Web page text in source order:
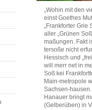
„Wohin mit den
einst Goethes
„Frankforter Grie
aller „Grünen
maßungen. Fakt
tersoße nicht
Hessisch und
will merr net in
Soß kei
Main-metropole
Sachsen-hausen.
Hanauer bringt
(Gelberüben) in